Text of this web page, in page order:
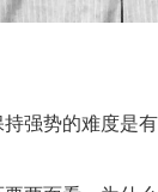
势的难度是有